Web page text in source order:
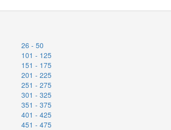
26 - 50
101 - 125
151 - 175
201 - 225
251 - 275
301 - 325
351 - 375
401 - 425
451 - 475